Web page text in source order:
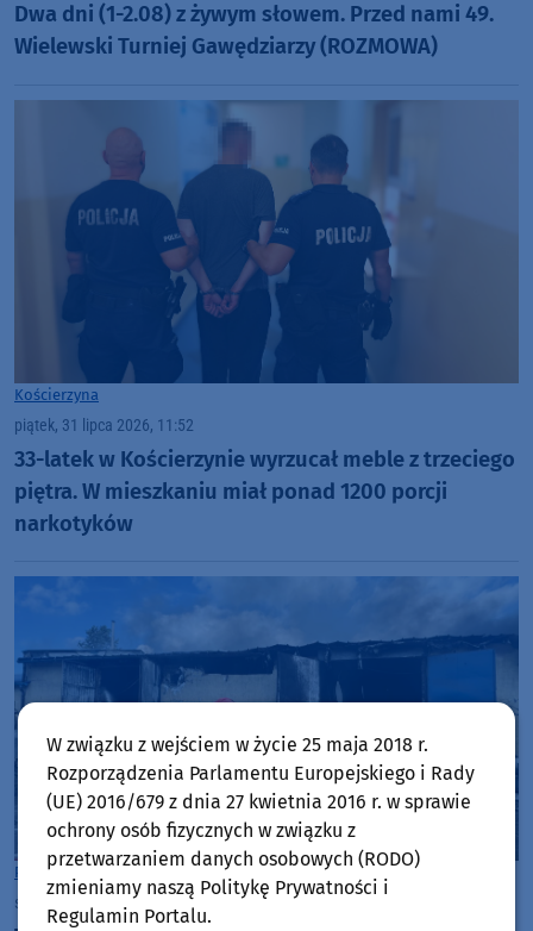
Dwa dni (1-2.08) z żywym słowem. Przed nami 49.
Wielewski Turniej Gawędziarzy (ROZMOWA)
Kościerzyna
piątek, 31 lipca 2026, 11:52
33-latek w Kościerzynie wyrzucał meble z trzeciego
piętra. W mieszkaniu miał ponad 1200 porcji
narkotyków
Powiat Kościerski
środa, 29 lipca 2026, 13:05
W związku z wejściem w życie 25 maja 2018 r.
Rozporządzenia Parlamentu Europejskiego i Rady
(UE) 2016/679 z dnia 27 kwietnia 2016 r. w sprawie
ochrony osób fizycznych w związku z
przetwarzaniem danych osobowych (RODO)
zmieniamy naszą Politykę Prywatności i
Regulamin Portalu.